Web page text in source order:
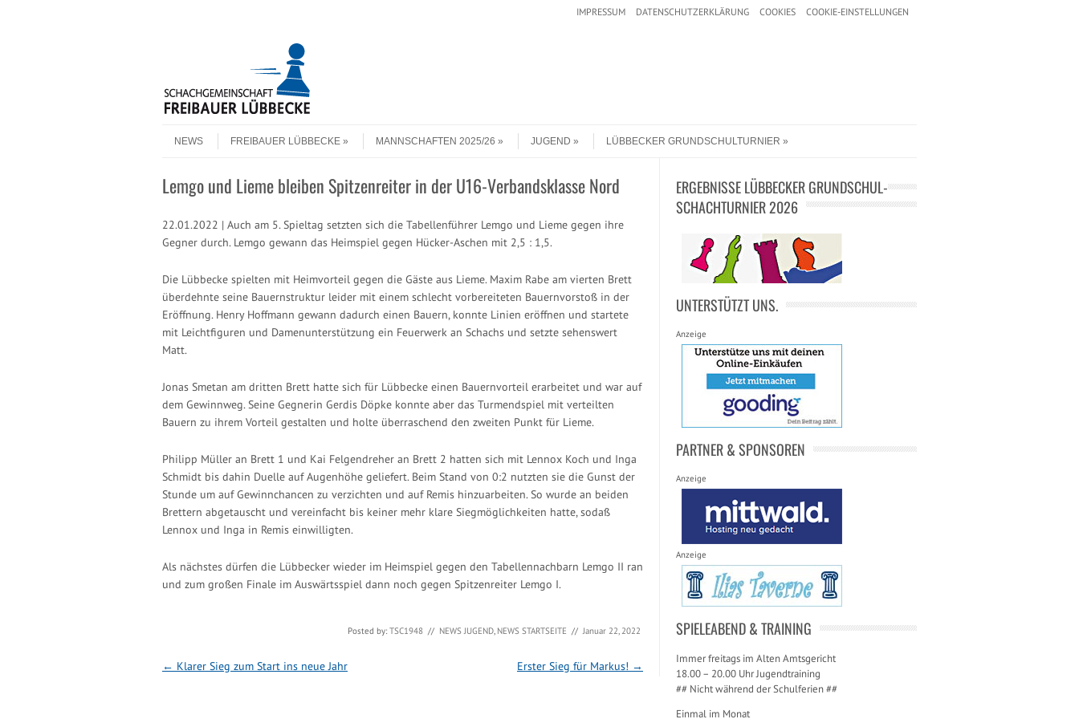
IMPRESSUM DATENSCHUTZERKLÄRUNG COOKIES COOKIE-EINSTELLUNGEN
Menu
NEWS
FREIBAUER LÜBBECKE MANNSCHAFTEN 2025/26 JUGEND LÜBBECKER GRUNDSCHULTURNIER
Lemgo und Lieme bleiben Spitzenreiter in der U16-Verbandsklasse Nord
22.01.2022 | Auch am 5. Spieltag setzten sich die Tabellenführer Lemgo und Lieme gegen ihre
Gegner durch. Lemgo gewann das Heimspiel gegen Hücker-Aschen mit 2,5 : 1,5.
Die Lübbecke spielten mit Heimvorteil gegen die Gäste aus Lieme. Maxim Rabe am vierten Brett
überdehnte seine Bauernstruktur leider mit einem schlecht vorbereiteten Bauernvorstoß in der
Eröffnung. Henry Hoffmann gewann dadurch einen Bauern, konnte Linien eröffnen und startete
mit Leichtfiguren und Damenunterstützung ein Feuerwerk an Schachs und setzte sehenswert
Matt.
Jonas Smetan am dritten Brett hatte sich für Lübbecke einen Bauernvorteil erarbeitet und war auf
dem Gewinnweg. Seine Gegnerin Gerdis Döpke konnte aber das Turmendspiel mit verteilten
Bauern zu ihrem Vorteil gestalten und holte überraschend den zweiten Punkt für Lieme.
Philipp Müller an Brett 1 und Kai Felgendreher an Brett 2 hatten sich mit Lennox Koch und Inga
Schmidt bis dahin Duelle auf Augenhöhe geliefert. Beim Stand von 0:2 nutzten sie die Gunst der
Stunde um auf Gewinnchancen zu verzichten und auf Remis hinzuarbeiten. So wurde an beiden
Brettern abgetauscht und vereinfacht bis keiner mehr klare Siegmöglichkeiten hatte, sodaß
Lennox und Inga in Remis einwilligten.
Als nächstes dürfen die Lübbecker wieder im Heimspiel gegen den Tabellennachbarn Lemgo II ran
und zum großen Finale im Auswärtsspiel dann noch gegen Spitzenreiter Lemgo I.
Posted by:TSC1948 // NEWS JUGEND, NEWS STARTSEITE // Januar 22, 2022
Post navigation
← Klarer Sieg zum Start ins neue Jahr Erster Sieg für Markus! →
ERGEBNISSE LÜBBECKER GRUNDSCHUL-
SCHACHTURNIER 2026
UNTERSTÜTZT UNS.
Anzeige
PARTNER & SPONSOREN
Anzeige
Anzeige
SPIELEABEND & TRAINING
Immer freitags im Alten Amtsgericht
18.00 – 20.00 Uhr Jugendtraining
## Nicht während der Schulferien ##
Einmal im Monat